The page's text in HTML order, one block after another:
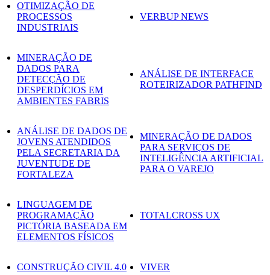
OTIMIZAÇÃO DE
PROCESSOS
INDUSTRIAIS
VERBUP NEWS
MINERAÇÃO DE
DADOS PARA
DETECÇÃO DE
DESPERDÍCIOS EM
AMBIENTES FABRIS
ANÁLISE DE INTERFACE
ROTEIRIZADOR PATHFIND
ANÁLISE DE DADOS DE
JOVENS ATENDIDOS
PELA SECRETARIA DA
JUVENTUDE DE
FORTALEZA
MINERAÇÃO DE DADOS
PARA SERVIÇOS DE
INTELIGÊNCIA ARTIFICIAL
PARA O VAREJO
LINGUAGEM DE
PROGRAMAÇÃO
PICTÓRIA BASEADA EM
ELEMENTOS FÍSICOS
TOTALCROSS UX
CONSTRUÇÃO CIVIL 4.0 VIVER